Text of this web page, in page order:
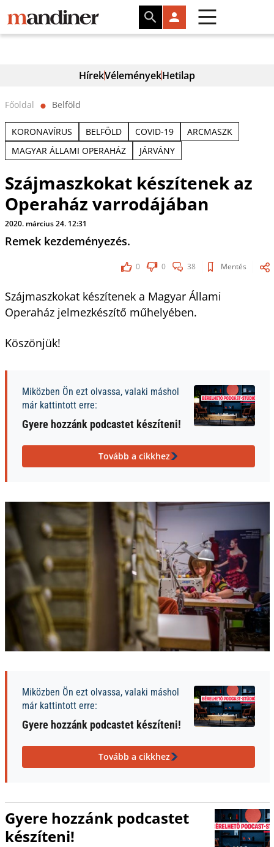
HírekVéleményekHetilap
Főoldal ⬤ Belföld
KORONAVÍRUS BELFÖLD COVID-19
ARCMASZK
MAGYAR ÁLLAMI OPERAHÁZ
JÁRVÁNY
Szájmaszkokat készítenek az
Operaház varrodájában
2020. március 24. 12:31
Remek kezdeményezés.
0 0 38 Mentés
Szájmaszkokat készítenek a Magyar Állami
Operaház jelmezkészítő műhelyében.
Köszönjük!
Miközben Ön ezt olvassa, valaki máshol
már kattintott erre:
Gyere hozzánk podcastet készíteni!
Tovább a cikkhez
Miközben Ön ezt olvassa, valaki máshol
már kattintott erre:
Gyere hozzánk podcastet készíteni!
Tovább a cikkhez
Gyere hozzánk podcastet
készíteni!